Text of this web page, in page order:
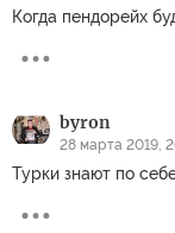
Когда пендорейх
byron
28 марта 2019,
Турки знают по